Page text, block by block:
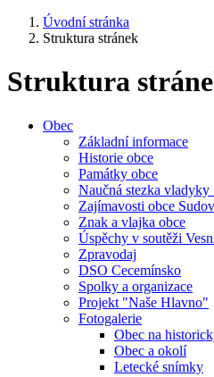
Úvodní stránka
Struktura stránek
Struktura
Obec
Základní informace
Historie obce
Památky obce
Naučná stezka vladyky
Zajímavosti obce
Znak a vlajka obce
Úspěchy v soutěži
Zpravodaj
DSO Cecemínsko
Spolky a organizace
Projekt "Naše Hlavno"
Fotogalerie
Obec na
Obec a okolí
Letecké snímky